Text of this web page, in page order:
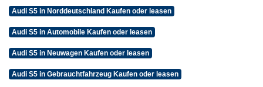
Audi S5 in Norddeutschland Kaufen oder leasen
Audi S5 in Automobile Kaufen oder leasen
Audi S5 in Neuwagen Kaufen oder leasen
Audi S5 in Gebrauchtfahrzeug Kaufen oder leasen